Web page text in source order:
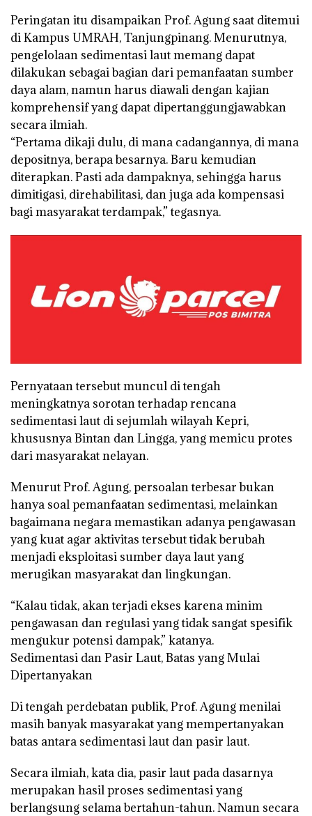
Peringatan itu disampaikan Prof. Agung saat ditemui
di Kampus UMRAH, Tanjungpinang. Menurutnya,
pengelolaan sedimentasi laut memang dapat
dilakukan sebagai bagian dari pemanfaatan sumber
daya alam, namun harus diawali dengan kajian
komprehensif yang dapat dipertanggungjawabkan
secara ilmiah.
“Pertama dikaji dulu, di mana cadangannya, di mana
depositnya, berapa besarnya. Baru kemudian
diterapkan. Pasti ada dampaknya, sehingga harus
dimitigasi, direhabilitasi, dan juga ada kompensasi
bagi masyarakat terdampak,” tegasnya.
Pernyataan tersebut muncul di tengah
meningkatnya sorotan terhadap rencana
sedimentasi laut di sejumlah wilayah Kepri,
khususnya Bintan dan Lingga, yang memicu protes
dari masyarakat nelayan.
Menurut Prof. Agung, persoalan terbesar bukan
hanya soal pemanfaatan sedimentasi, melainkan
bagaimana negara memastikan adanya pengawasan
yang kuat agar aktivitas tersebut tidak berubah
menjadi eksploitasi sumber daya laut yang
merugikan masyarakat dan lingkungan.
“Kalau tidak, akan terjadi ekses karena minim
pengawasan dan regulasi yang tidak sangat spesifik
mengukur potensi dampak,” katanya.
Sedimentasi dan Pasir Laut, Batas yang Mulai
Dipertanyakan
Di tengah perdebatan publik, Prof. Agung menilai
masih banyak masyarakat yang mempertanyakan
batas antara sedimentasi laut dan pasir laut.
Secara ilmiah, kata dia, pasir laut pada dasarnya
merupakan hasil proses sedimentasi yang
berlangsung selama bertahun-tahun. Namun secara